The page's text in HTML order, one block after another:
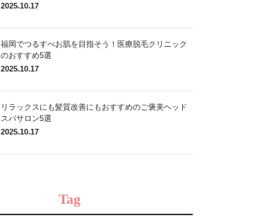
2025.10.17
福岡でつるすべお肌を目指そう！医療脱毛クリニック
のおすすめ5選
2025.10.17
リラックスにも髪質改善にもおすすめのご褒美ヘッド
スパサロン5選
2025.10.17
Tag